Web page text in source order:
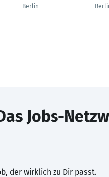
Berlin
Jobs-
der wirklich zu Dir passt.